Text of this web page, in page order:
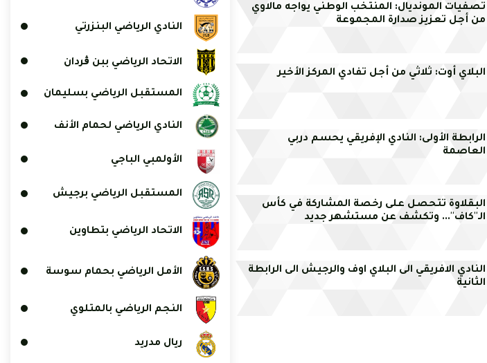
تصفيات المونديال: المنتخب الوطني يواجه مالاوي
من أجل تعزيز صدارة المجموعة
البلاي أوت: ثلاثي من أجل تفادي المركز الأخير
الرابطة الأولى: النادي الإفريقي يحسم دربي
العاصمة
البقلاوة تتحصل على رخصة المشاركة في كأس
الـ''كاف''... وتكشف عن مستشهر جديد
النادي الافريقي الى البلاي اوف والرجيش الى الرابطة
الثانية
النادي الرياضي البنزرتي
الاتحاد الرياضي ببن ڨردان
المستقبل الرياضي بسليمان
النادي الرياضي لحمام الأنف
الأولمبي الباجي
المستقبل الرياضي برجيش
الاتحاد الرياضي بتطاوين
الأمل الرياضي بحمام سوسة
النجم الرياضي بالمتلوي
ريال مدريد